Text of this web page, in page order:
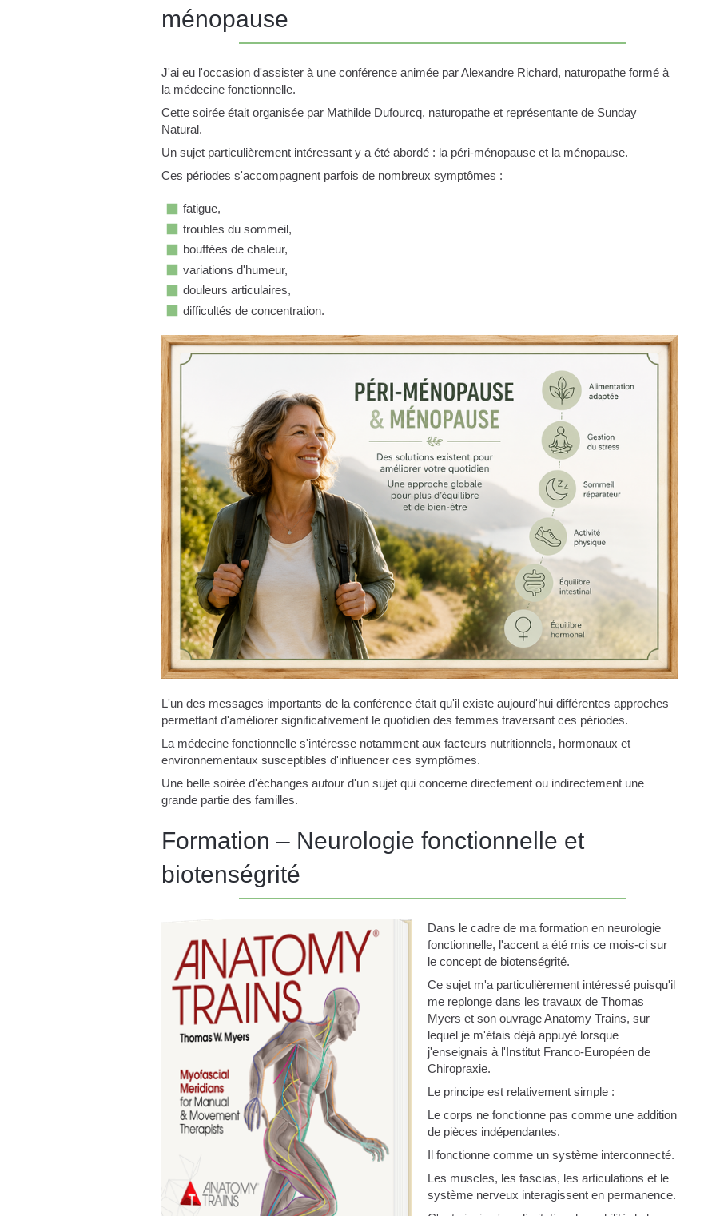
ménopause
J'ai eu l'occasion d'assister à une conférence animée par Alexandre Richard, naturopathe formé à
la médecine fonctionnelle.
Cette soirée était organisée par Mathilde Dufourcq, naturopathe et représentante de Sunday
Natural.
Un sujet particulièrement intéressant y a été abordé : la péri-ménopause et la ménopause.
Ces périodes s'accompagnent parfois de nombreux symptômes :
fatigue,
troubles du sommeil,
bouffées de chaleur,
variations d'humeur,
douleurs articulaires,
difficultés de concentration.
L'un des messages importants de la conférence était qu'il existe aujourd'hui différentes approches
permettant d'améliorer significativement le quotidien des femmes traversant ces périodes.
La médecine fonctionnelle s'intéresse notamment aux facteurs nutritionnels, hormonaux et
environnementaux susceptibles d'influencer ces symptômes.
Une belle soirée d'échanges autour d'un sujet qui concerne directement ou indirectement une
grande partie des familles.
Formation – Neurologie fonctionnelle et
biotenségrité
Dans le cadre de ma formation en neurologie
fonctionnelle, l'accent a été mis ce mois-ci sur
le concept de biotenségrité.
Ce sujet m'a particulièrement intéressé puisqu'il
me replonge dans les travaux de Thomas
Myers et son ouvrage Anatomy Trains, sur
lequel je m'étais déjà appuyé lorsque
j'enseignais à l'Institut Franco-Européen de
Chiropraxie.
Le principe est relativement simple :
Le corps ne fonctionne pas comme une addition
de pièces indépendantes.
Il fonctionne comme un système interconnecté.
Les muscles, les fascias, les articulations et le
système nerveux interagissent en permanence.